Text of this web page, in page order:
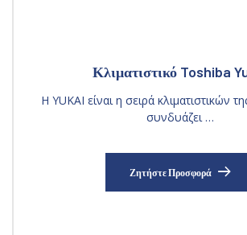
Κλιματιστικό Toshiba
Η YUKAI είναι η σειρά κλιματιστικών
συνδυάζει …
Ζητήστε Προσφορά